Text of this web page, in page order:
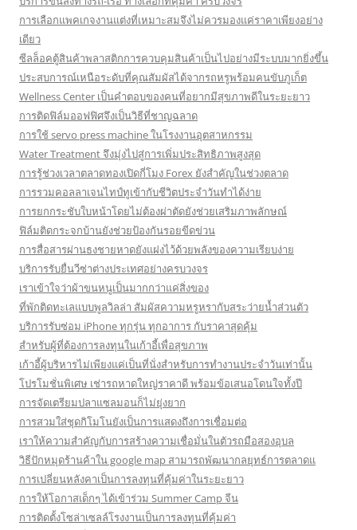
การเลือกแพคเกจงานแต่งที่เหมาะสมจึงไม่ควรมองแค่ราคาเพียงอย่าง
เดียว
ซีลล็อคตู้สินค้าพลาสติกการควบคุมสินค้าเป็นไปอย่างมีระบบมากยิ่งขึ้น
ประสบการณ์เหนือระดับที่คุณสัมผัสได้จากรถหรูพร้อมคนขับภูเก็ต
Wellness Center เป็นคำตอบของคนที่อยากมีสุขภาพดีในระยะยาว
การติดฟิล์มออฟฟิศจึงเป็นวิธีที่ชาญฉลาด
การใช้ servo press machine ในโรงงานอุตสาหกรรม
Water Treatment จึงมุ่งไปสู่การเพิ่มประสิทธิภาพสูงสุด
การรู้ช่วงเวลาตลาดทองเปิดกี่โมง Forex ยังสำคัญในช่วงตลาด
การรวมคอลลาเจนไทป์ทูเข้ากับชีวิตประจำวันทำได้ง่าย
การยกกระชับใบหน้าโดยไม่ต้องผ่าตัดยังช่วยเสริมภาพลักษณ์
ฟิล์มติดกระจกบ้านยังช่วยป้องกันรอยขีดข่วน
การสื่อสารผ่านธงชายหาดยังแฝงไว้ด้วยพลังของความเรียบง่าย
บริการรับยื่นวีซ่าต่างประเทศอย่างครบวงจร
เราเข้าใจว่าผ้าขนหนูเป็นมากกว่าแค่สิ่งของ
ที่พักติดทะเลแบบพูลวิลล่า สัมผัสความหรูหรากับสระว่ายน้ำส่วนตัว
บริการรับซ่อม iPhone ทุกรุ่น ทุกอาการ กับราคาสุดคุ้ม
สำหรับผู้ที่ต้องการลงทุนในเก้าอี้เพื่อสุขภาพ
เก้าอี้ผู้บริหารไม่เพียงแค่เป็นที่นั่งสำหรับการทำงานประจำวันเท่านั้น
โปรโมชั่นพิเศษ เช่ารถหาดใหญ่ราคาดี พร้อมข้อเสนอโดนใจทั้งปี
การจัดเตรียมปลาแซลมอนก็ไม่ยุ่งยาก
การสวมใส่ชุดกิโมโนยังเป็นการแสดงถึงการเชื่อมต่อ
เราให้ความสำคัญกับการสร้างความเชื่อมั่นในตัวรถมือสองอุบล
วิธีปักหมุดร้านค้าใน google map สามารถพัฒนากลยุทธ์การตลาดแ
การเปลี่ยนหลังคาเป็นการลงทุนที่คุ้มค่าในระยะยาว
การให้โอกาสเด็กๆ ได้เข้าร่วม Summer Camp จีน
การติดตั้งโซล่าเซลล์โรงงานเป็นการลงทุนที่คุ้มค่า